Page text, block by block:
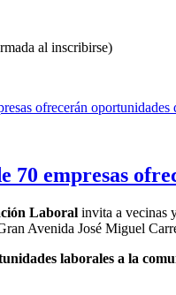
al inscribirse)
70 empresas
Laboral invita a vecinas
Avenida José Miguel
laborales a la